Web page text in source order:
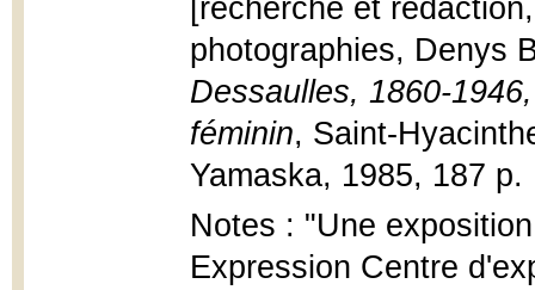
[recherche et
photographies, Denys
Dessaulles, 1860-
féminin, Saint-
Yamaska, 1985, 187
Notes : "Une
Expression Centre